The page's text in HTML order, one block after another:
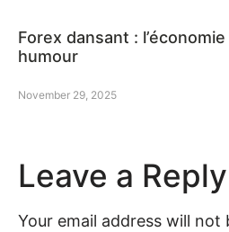
Forex dansant :
humour
November 29, 2025
Leave a Reply
Your email address will not